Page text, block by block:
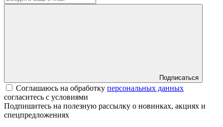
Подписаться
Соглашаюсь на обработку персональных данных
согласитесь с условиями
Подпишитесь на полезную рассылку о новинках, акциях и
спецпредложениях